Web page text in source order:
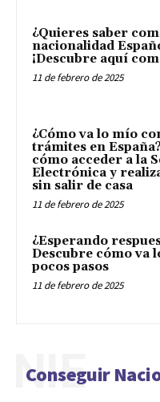
¿Quieres saber
nacionalidad
¡Descubre aquí
11 de febrero de 2025
¿Cómo va lo mío
trámites en
cómo acceder a la
Electrónica y
sin salir de casa
11 de febrero de 2025
¿Esperando
Descubre cómo va
pocos pasos
11 de febrero de 2025
Conseguir
NIE